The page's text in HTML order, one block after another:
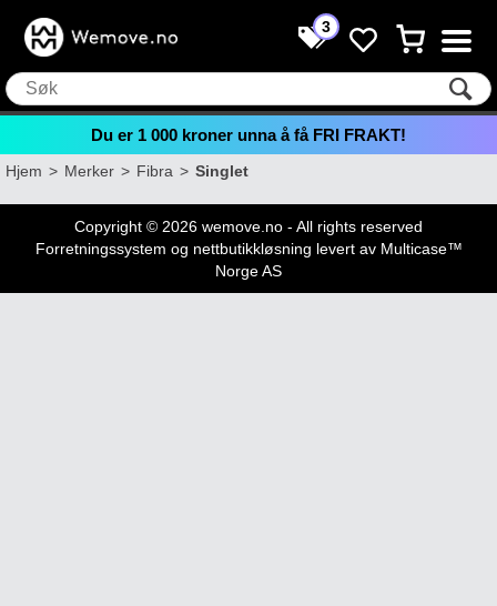
3
Du er 1 000 kroner unna å få FRI FRAKT!
Hjem>Merker>Fibra>Singlet
Copyright © 2026 wemove.no - All rights reserved
Forretningssystem og nettbutikkløsning levert av Multicase™
Norge AS